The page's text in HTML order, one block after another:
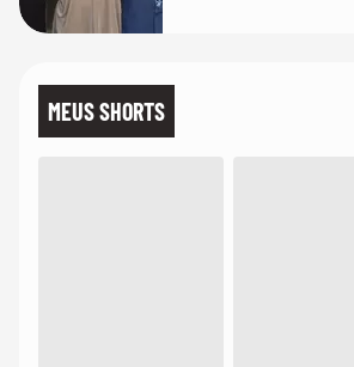
MEUS SHORTS